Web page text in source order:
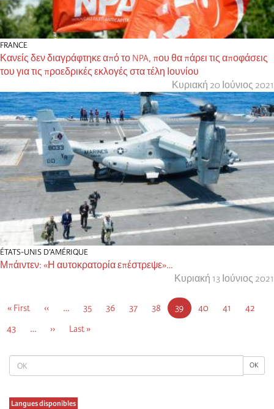
OK OK
Langues disponibles
FRANCE
Κανείς δεν διαγράφτηκε από το NPA, που θα πάρει τις αποφάσεις
του για τις προεδρικές εκλογές στα τέλη Ιουνίου
Κυριακή 20 Ιούνιος 2021
ÉTATS-UNIS D’AMÉRIQUE
Μπάιντεν: «Η αυτοκρατορία επέστρεψε»…
Κυριακή 13 Ιούνιος 2021
Πρώτη
« First
Προηγούμενη
‹‹ … Σελίδα
35 Σελίδα
36 Σελίδα
37 Σελίδα
38
Τρέχουσα
σελίδα
39 Σελίδα
40 Σελίδα
41 Σελίδα
42
Σελίδα
43 …
Next
››
Τελευταία
Last »